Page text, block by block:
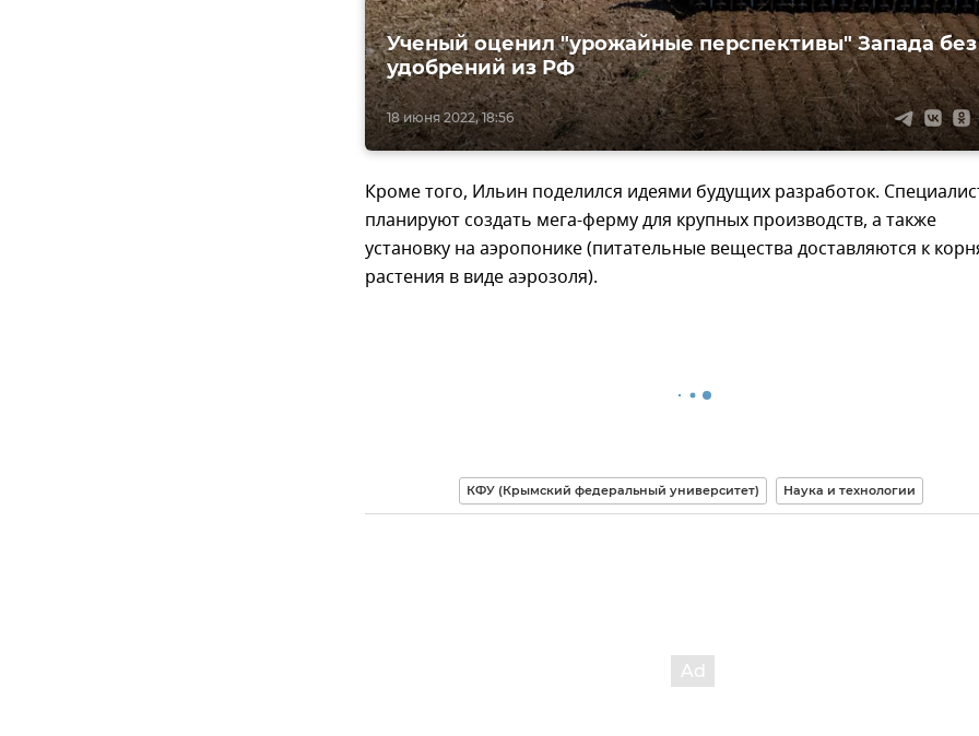
18 июня 2022, 18:56
Ученый оценил "урожайные перспективы" Запада без
удобрений из РФ
Кроме того, Ильин поделился идеями будущих разработок.
планируют создать мега-ферму для крупных производств, а также
установку на аэропонике (питательные вещества доставляются к
растения в виде аэрозоля).
КФУ (Крымский федеральный университет) Наука и технологии